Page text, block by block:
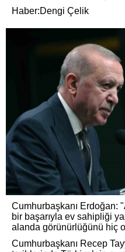
Haber:Dengi Çelik
Cumhurbaşkanı Erdoğan:
bir başarıyla ev sahipliği
alanda görünürlüğünü hiç
Cumhurbaşkanı Recep